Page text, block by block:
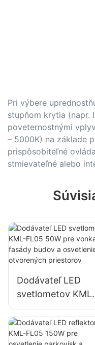
Pri výbere
stupňom krytia (napr.
poveternostnými
– 5000K) na základe
prispôsobiteľné
stmievateľné alebo
Dodávateľ LED
svetlometov KML-
FL05 50W pre
vonkajšie fasády
budov a osvetlenie